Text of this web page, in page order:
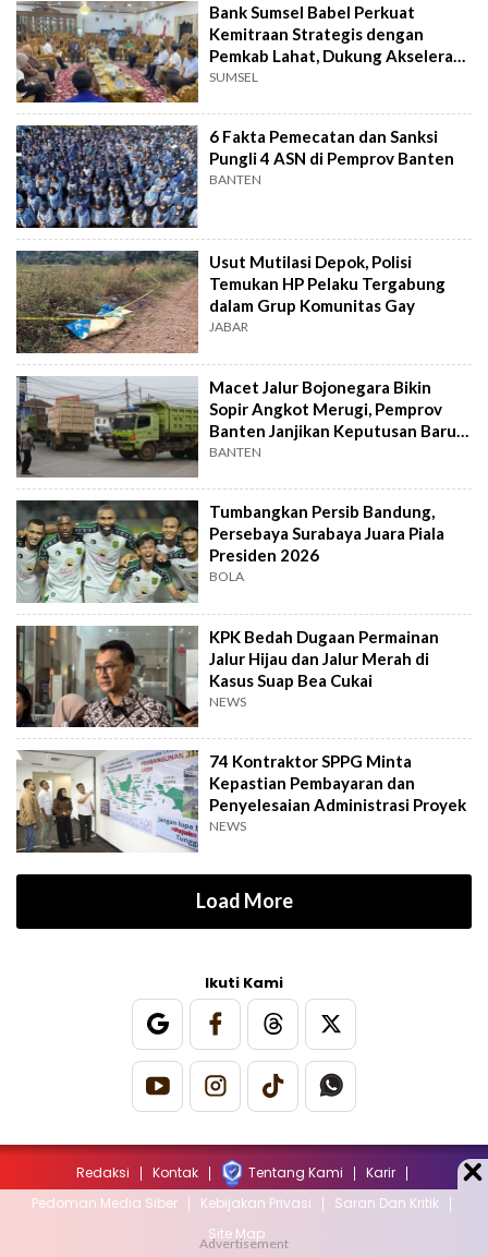
Bank Sumsel Babel Perkuat
Kemitraan Strategis dengan
Pemkab Lahat, Dukung Akselerasi
Ekonomi Daerah
SUMSEL
6 Fakta Pemecatan dan Sanksi
Pungli 4 ASN di Pemprov Banten
BANTEN
Usut Mutilasi Depok, Polisi
Temukan HP Pelaku Tergabung
dalam Grup Komunitas Gay
JABAR
Macet Jalur Bojonegara Bikin
Sopir Angkot Merugi, Pemprov
Banten Janjikan Keputusan Baru 4
Hari Lagi
BANTEN
Tumbangkan Persib Bandung,
Persebaya Surabaya Juara Piala
Presiden 2026
BOLA
KPK Bedah Dugaan Permainan
Jalur Hijau dan Jalur Merah di
Kasus Suap Bea Cukai
NEWS
74 Kontraktor SPPG Minta
Kepastian Pembayaran dan
Penyelesaian Administrasi Proyek
NEWS
Load More
Ikuti Kami
Redaksi Kontak Tentang Kami
Karir
Pedoman Media Siber
Kebijakan Privasi
Saran Dan Kritik
Site Map